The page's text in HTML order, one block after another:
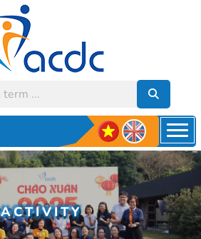
ACTIVITY